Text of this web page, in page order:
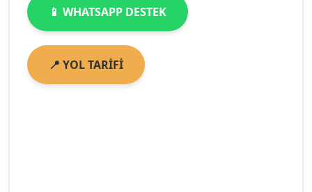
📱 WHATSAPP DESTEK
📍 YOL TARİFİ